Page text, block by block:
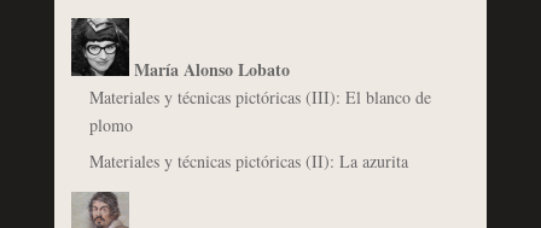
María Alonso Lobato
Materiales y técnicas pictóricas (III): El blanco de
plomo
Materiales y técnicas pictóricas (II): La azurita